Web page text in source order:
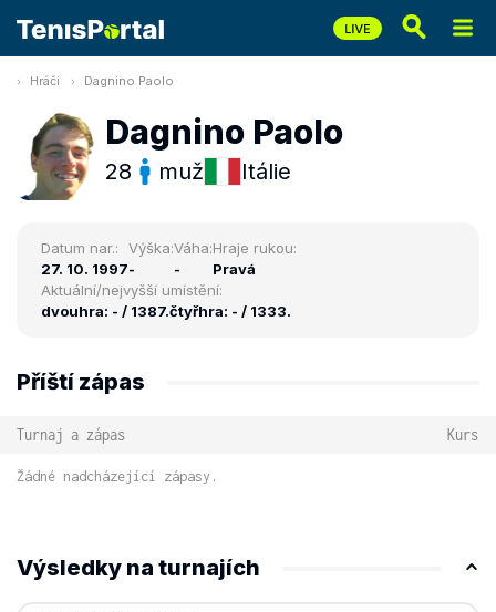
Hráči Dagnino Paolo
Dagnino Paolo
28 muž Itálie
Datum nar.:
27. 10. 1997
Výška:
-
Váha:
-
Hraje rukou:
Pravá
Aktuální/nejvyšší umístění:
dvouhra: - / 1387.čtyřhra: - / 1333.
Příští zápas
Turnaj a zápas Kurs
Žádné nadcházející zápasy.
Výsledky na turnajích